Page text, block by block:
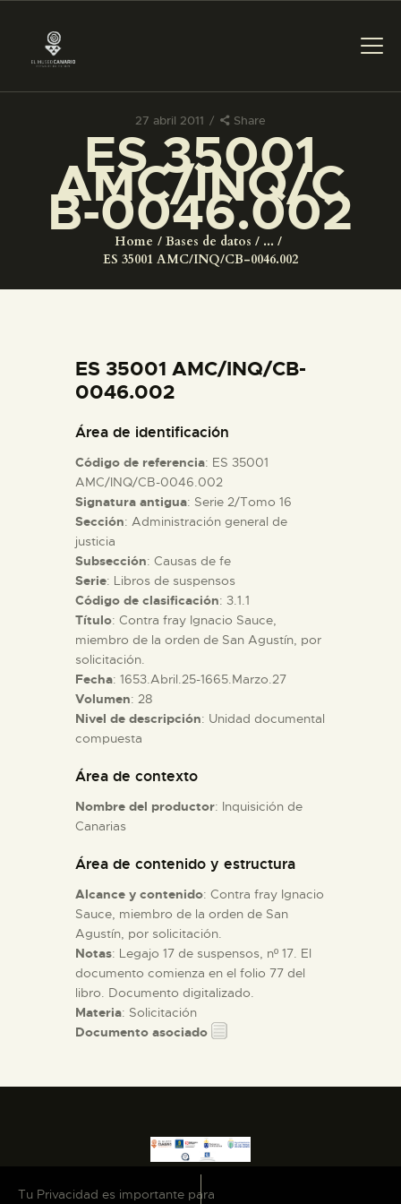
27 abril 2011 Share
ES 35001
AMC/INQ/C
B-0046.002
Home Bases de datos
...
ES 35001 AMC/INQ/CB-0046.002
PREPARAR LA VISITA
ACTIVIDADES
COLECCIONES
ESPAÑOL
PREPARAR LA VISITA
ACTIVIDADES
█
EL MUSEO
COLECCIONES
ES 35001 AMC/INQ/CB-
0046.002
Área de identificación
Código de referencia: ES 35001
AMC/INQ/CB-0046.002
Signatura antigua: Serie 2/Tomo 16
Sección: Administración general de
justicia
Subsección: Causas de fe
Serie: Libros de suspensos
Código de clasificación: 3.1.1
Título: Contra fray Ignacio Sauce,
miembro de la orden de San Agustín, por
solicitación.
Fecha: 1653.Abril.25-1665.Marzo.27
Volumen: 28
Nivel de descripción: Unidad documental
compuesta
Área de contexto
Nombre del productor: Inquisición de
Canarias
Área de contenido y estructura
Alcance y contenido: Contra fray Ignacio
Sauce, miembro de la orden de San
Agustín, por solicitación.
Notas: Legajo 17 de suspensos, nº 17. El
documento comienza en el folio 77 del
libro. Documento digitalizado.
Materia: Solicitación
Documento asociado
Tu Privacidad es importante para